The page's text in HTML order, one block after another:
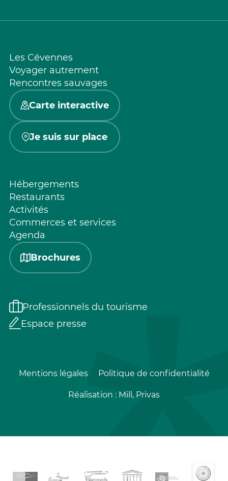
Les Cévennes
Voyager autrement
Rencontres sauvages
Carte interactive
Je suis sur place
Hébergements
Restaurants
Activités
Commerces et services
Agenda
Brochures
Professionnels du tourisme
Espace presse
Mentions légales Politique de confidentialité
Réalisation : Mill, Privas